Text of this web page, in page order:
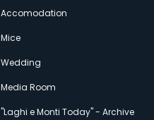
Accomodation
Mice
Wedding
Media Room
"Laghi e Monti Today" - Archive